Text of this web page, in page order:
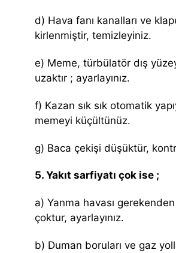
d) Hava fanı kanalları ve
kirlenmiştir, temizleyiniz.
e) Meme, türbülatör dış
uzaktır ; ayarlayınız.
f) Kazan sık sık otomatik
memeyi küçültünüz.
g) Baca çekişi düşüktür,
5. Yakıt sarfiyatı çok ise ;
a) Yanma havası
çoktur, ayarlayınız.
b) Duman boruları ve gaz